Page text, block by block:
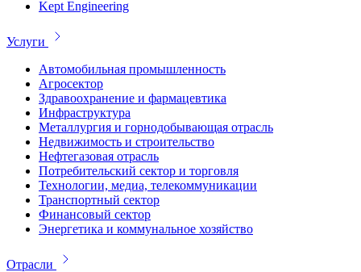
Kept Engineering
Услуги
Автомобильная промышленность
Агросектор
Здравоохранение и фармацевтика
Инфраструктура
Металлургия и горнодобывающая отрасль
Недвижимость и строительство
Нефтегазовая отрасль
Потребительский сектор и торговля
Технологии, медиа, телекоммуникации
Транспортный сектор
Финансовый сектор
Энергетика и коммунальное хозяйство
Отрасли